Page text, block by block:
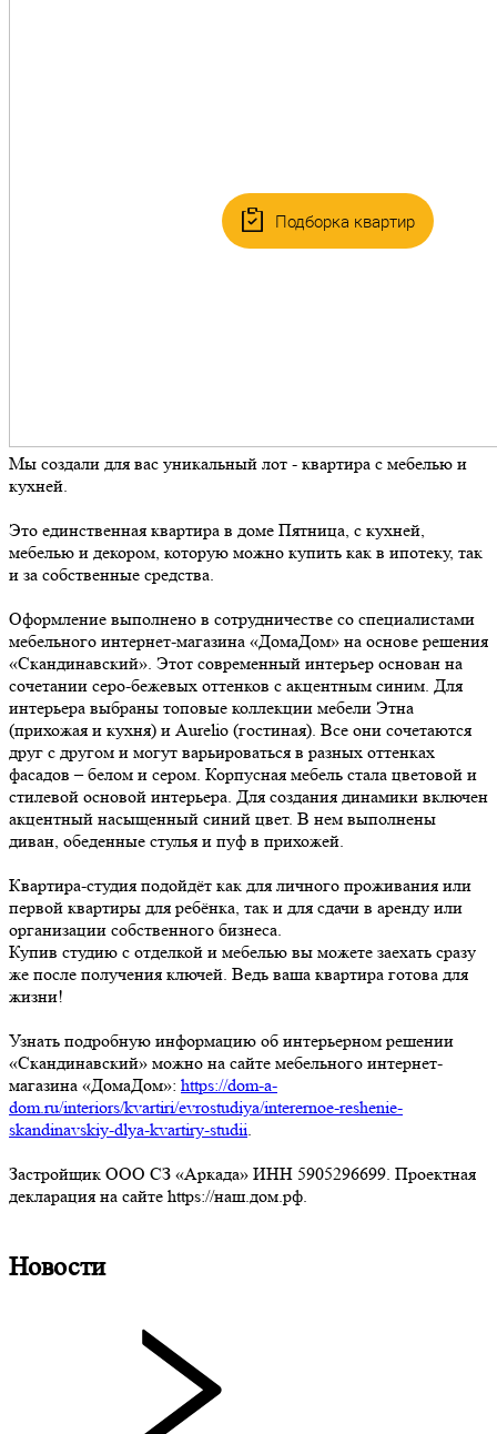
Мы создали для вас уникальный лот - квартира с мебелью и
кухней.
Это единственная квартира в доме Пятница, с кухней,
мебелью и декором, которую можно купить как в ипотеку, так
и за собственные средства.
Оформление выполнено в сотрудничестве со специалистами
мебельного интернет-магазина «ДомаДом» на основе решения
«Скандинавский». Этот современный интерьер основан на
сочетании серо-бежевых оттенков с акцентным синим. Для
интерьера выбраны топовые коллекции мебели Этна
(прихожая и кухня) и Aurelio (гостиная). Все они сочетаются
друг с другом и могут варьироваться в разных оттенках
фасадов – белом и сером. Корпусная мебель стала цветовой и
стилевой основой интерьера. Для создания динамики включен
акцентный насыщенный синий цвет. В нем выполнены
диван, обеденные стулья и пуф в прихожей.
Квартира-студия подойдёт как для личного проживания или
первой квартиры для ребёнка, так и для сдачи в аренду или
организации собственного бизнеса.
Купив студию с отделкой и мебелью вы можете заехать сразу
же после получения ключей. Ведь ваша квартира готова для
жизни!
Узнать подробную информацию об интерьерном решении
«Скандинавский» можно на сайте мебельного интернет-
магазина «ДомаДом»: https://dom-a-
dom.ru/interiors/kvartiri/evrostudiya/interernoe-reshenie-
skandinavskiy-dlya-kvartiry-studii.
Застройщик ООО СЗ «Аркада» ИНН 5905296699. Проектная
декларация на сайте https://наш.дом.рф.
Новости
Подборка квартир